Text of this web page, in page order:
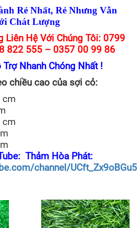
Rẻ Nhất, Rẻ Nhưng Vẫn
Chát Lượng
Hệ Với Chúng Tôi: 0799
822 555 – 0357 00 99 86
Nhanh Chóng Nhất !
chiều cao của sợi cỏ:
cm
cm
Thảm Hòa Phát:
channel/